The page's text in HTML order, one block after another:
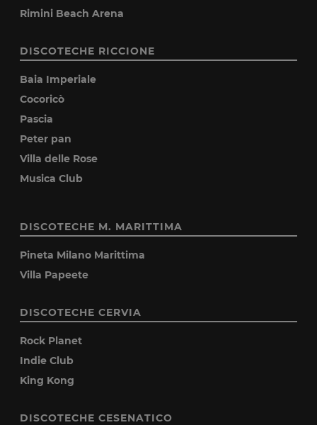
Rimini Beach Arena
DISCOTECHE RICCIONE
Baia Imperiale
Cocoricò
Pascia
Peter pan
Villa delle Rose
Musica Club
DISCOTECHE M. MARITTIMA
Pineta Milano Marittima
Villa Papeete
DISCOTECHE CERVIA
Rock Planet
Indie Club
King Kong
DISCOTECHE CESENATICO